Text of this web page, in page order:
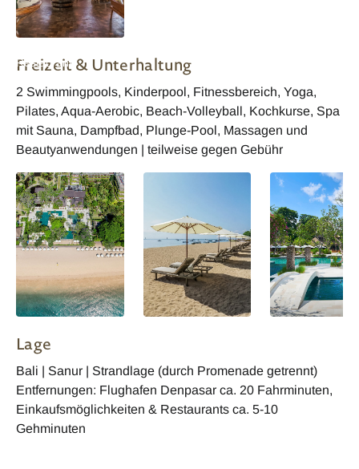
Restaurant
Freizeit & Unterhaltung
2 Swimmingpools, Kinderpool, Fitnessbereich, Yoga,
Pilates, Aqua-Aerobic, Beach-Volleyball, Kochkurse, Spa
mit Sauna, Dampfbad, Plunge-Pool, Massagen und
Beautyanwendungen | teilweise gegen Gebühr
Lage
Bali | Sanur | Strandlage (durch Promenade getrennt)
Entfernungen: Flughafen Denpasar ca. 20 Fahrminuten,
Einkaufsmöglichkeiten & Restaurants ca. 5-10
Gehminuten